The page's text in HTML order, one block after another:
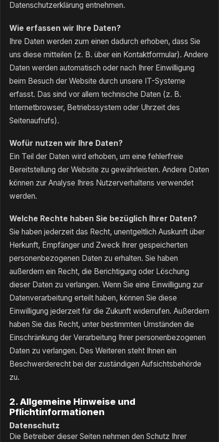
Datenschutzerklärung entnehmen.
Wie erfassen wir Ihre Daten?
Ihre Daten werden zum einen dadurch erhoben, dass Sie
uns diese mitteilen (z. B. über ein Kontaktformular). Andere
Daten werden automatisch oder nach Ihrer Einwilligung
beim Besuch der Website durch unsere IT-Systeme
erfasst. Das sind vor allem technische Daten (z. B.
Internetbrowser, Betriebssystem oder Uhrzeit des
Seitenaufrufs).
Wofür nutzen wir Ihre Daten?
Ein Teil der Daten wird erhoben, um eine fehlerfreie
Bereitstellung der Website zu gewährleisten. Andere Daten
können zur Analyse Ihres Nutzerverhaltens verwendet
werden.
Welche Rechte haben Sie bezüglich Ihrer Daten?
Sie haben jederzeit das Recht, unentgeltlich Auskunft über
Herkunft, Empfänger und Zweck Ihrer gespeicherten
personenbezogenen Daten zu erhalten. Sie haben
außerdem ein Recht, die Berichtigung oder Löschung
dieser Daten zu verlangen. Wenn Sie eine Einwilligung zur
Datenverarbeitung erteilt haben, können Sie diese
Einwilligung jederzeit für die Zukunft widerrufen. Außerdem
haben Sie das Recht, unter bestimmten Umständen die
Einschränkung der Verarbeitung Ihrer personenbezogenen
Daten zu verlangen. Des Weiteren steht Ihnen ein
Beschwerderecht bei der zuständigen Aufsichtsbehörde
zu.
2. Allgemeine Hinweise und
Pflichtinformationen
Datenschutz
Die Betreiber dieser Seiten nehmen den Schutz Ihrer